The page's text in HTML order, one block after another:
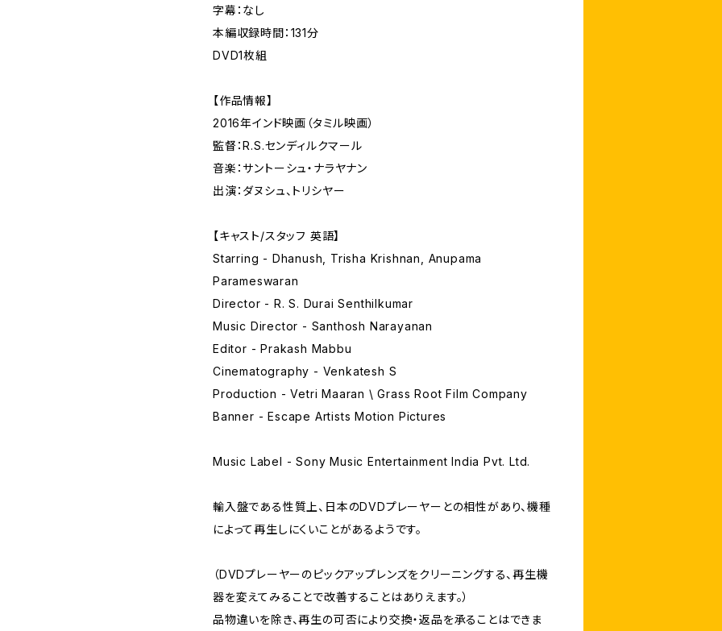
字幕：なし
本編収録時間：131分
DVD1枚組
【作品情報】
2016年インド映画（タミル映画）
監督：R.S.センディルクマール
音楽：サントーシュ・ナラヤナン
出演：ダヌシュ、トリシヤー
【キャスト/スタッフ 英語】
Starring - Dhanush, Trisha Krishnan, Anupama
Parameswaran
Director - R. S. Durai Senthilkumar
Music Director - Santhosh Narayanan
Editor - Prakash Mabbu
Cinematography - Venkatesh S
Production - Vetri Maaran \ Grass Root Film Company
Banner - Escape Artists Motion Pictures
Music Label - Sony Music Entertainment India Pvt. Ltd.
輸入盤である性質上、日本のDVDプレーヤーとの相性があり、機種
によって再生しにくいことがあるようです。
（DVDプレーヤーのピックアップレンズをクリーニングする、再生機
器を変えてみることで改善することはありえます。）
品物違いを除き、再生の可否により交換・返品を承ることはできま